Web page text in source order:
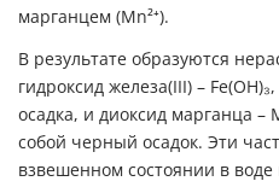
марганцем (Mn²⁺).
В результате образуются
гидроксид железа(III) –
осадка, и диоксид марганца –
собой черный осадок. Эти
взвешенном состоянии в